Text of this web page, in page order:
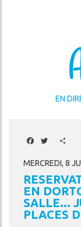
EN
Facebook
Twitter
MERCREDI, 8
EN
SALLE...
PLACES